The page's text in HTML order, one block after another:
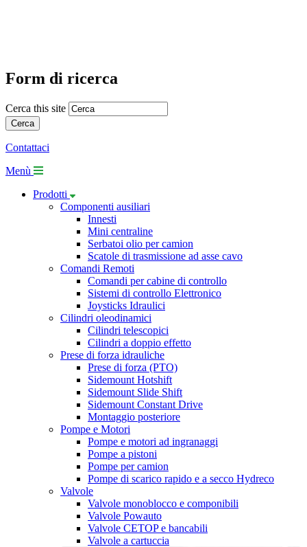
Form di ricerca
Cerca this site
Contattaci
Menù
Prodotti
Componenti ausiliari
Innesti
Mini centraline
Serbatoi olio per camion
Scatole di trasmissione ad asse cavo
Comandi Remoti
Comandi per cabine di controllo
Sistemi di controllo Elettronico
Joysticks Idraulici
Cilindri oleodinamici
Cilindri telescopici
Cilindri a doppio effetto
Prese di forza idrauliche
Prese di forza (PTO)
Sidemount Hotshift
Sidemount Slide Shift
Sidemount Constant Drive
Montaggio posteriore
Pompe e Motori
Pompe e motori ad ingranaggi
Pompe a pistoni
Pompe per camion
Pompe di scarico rapido e a secco Hydreco
Valvole
Valvole monoblocco e componibili
Valvole Powauto
Valvole CETOP e bancabili
Valvole a cartuccia